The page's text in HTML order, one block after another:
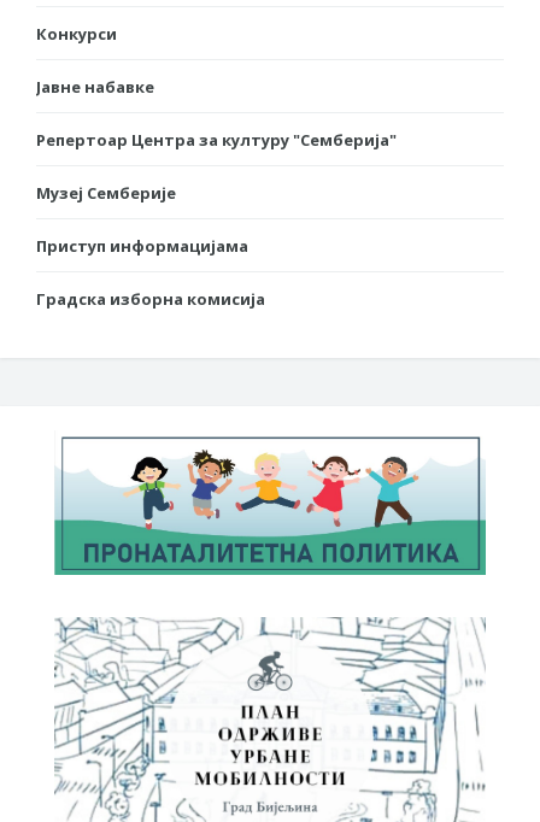
Конкурси
Јавне набавке
Репертоар Центра за културу "Семберија"
Музеј Семберије
Приступ информацијама
Градска изборна комисија